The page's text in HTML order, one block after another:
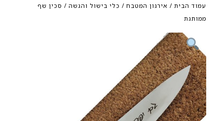
עמוד הבית / אירגון המטבח / כלי בישול והגשה / סכין שף
ממותגת